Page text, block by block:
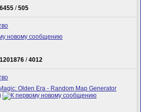
6455 /505
1201876 /4012
Olden Era - Random Map Generator